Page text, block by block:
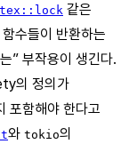
같은
수들이 반환하는
” 부작용이 생긴다.
의 정의가
포함해야 한다고
와 tokio의